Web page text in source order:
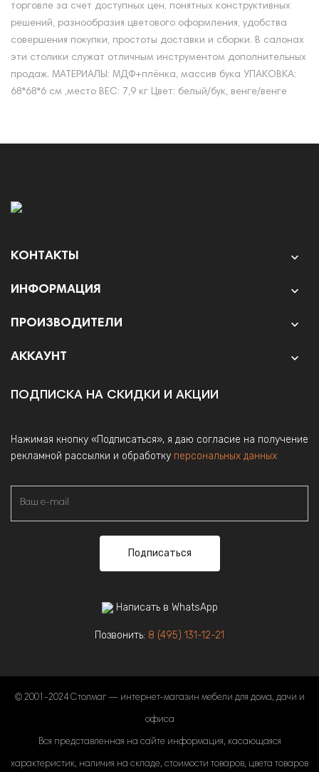
торговле за счет доступных цен, понятных конструктивных
решений, разнообразия цветового оформления, удобства
совершения покупки, простоты доставки и сборки. В салонах
эти столики служат отличным инструментом дополнительных
продаж. МАТЕРИАЛЫ: МДФ+плёнка, массив бука УПАКОВКА:
68*68*6 см ,место ВЕС: 7,9 кг Цвет: белый/бук, венге/венге
КОНТАКТЫ 
ИНФОРМАЦИЯ 
ПРОИЗВОДИТЕЛИ 
АККАУНТ 
ПОДПИСКА НА СКИДКИ И АКЦИИ
Нажимая кнопку «Подписаться», я даю согласие на получение
рекламной рассылки и обработку персональных данных
Подписаться
Написать в WhatsApp
Позвонить: 8 (495) 131-12-21
© 2001-2024 Столмаг — интернет-магазин мебели для дома, дачи и
офиса
Вся представленная на сайте информация, касающаяся
характеристик, наличия на складе, стоимости товаров, цвета товаров